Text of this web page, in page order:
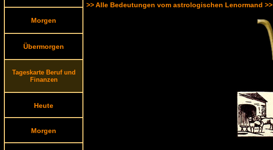
Morgen
Übermorgen
Tageskarte Beruf und
Finanzen
Heute
Morgen
>> Alle Bedeutungen vom astrologischen Lenormand >>